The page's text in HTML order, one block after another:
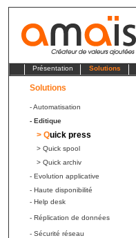
Présentation Solutions
Solutions
- Automatisation
- Editique
> Quick press
> Quick spool
> Quick archiv
- Evolution applicative
- Haute disponibilité
- Help desk
- Réplication de données
- Sécurité réseau